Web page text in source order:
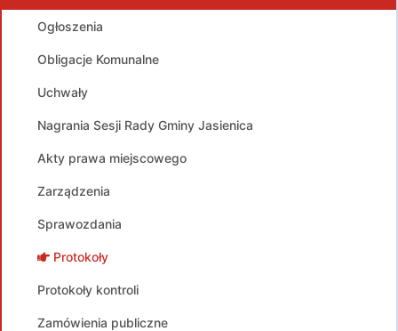
Ogłoszenia
Obligacje Komunalne
Uchwały
Nagrania Sesji Rady Gminy Jasienica
Akty prawa miejscowego
Zarządzenia
Sprawozdania
Protokoły
Protokoły kontroli
Zamówienia publiczne